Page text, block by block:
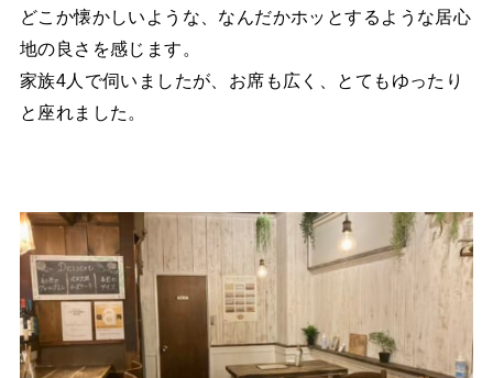
どこか懐かしいような、なんだかホッとするような居心
地の良さを感じます。
家族4人で伺いましたが、お席も広く、とてもゆったり
と座れました。